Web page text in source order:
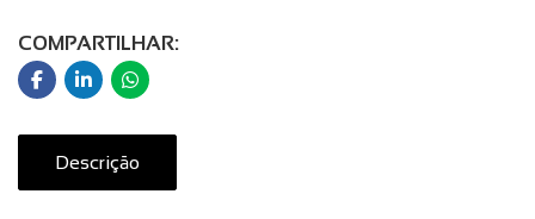
COMPARTILHAR:
Descrição